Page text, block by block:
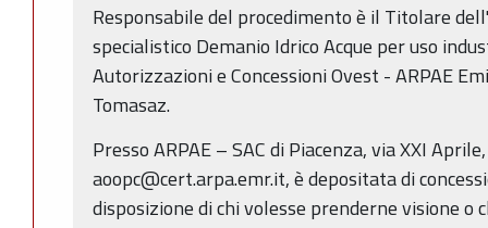
Responsabile del procedimento è il Titolare
specialistico Demanio Idrico Acque per uso
Autorizzazioni e Concessioni Ovest - ARPAE
Tomasaz.
Presso ARPAE – SAC di Piacenza, via XXI
aoopc@cert.arpa.emr.it, è depositata di
disposizione di chi volesse prenderne visione